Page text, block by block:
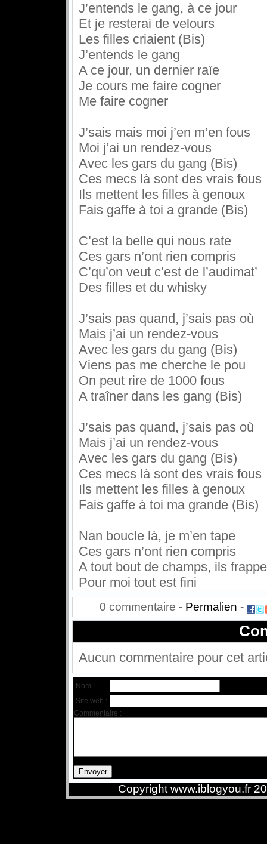
J’entends le gang, à ce jour
Et je resterai de velours
Les filles criaient (Bis)
J’entends le gang
A ce jour, un dernier raïe
Je cours me faire cogner
Me faire cogner
J’sais mais moi j’en m’en fous
Moi j’ai un rendez-vous
Avec les gars du gang (Bis)
Ces mecs là sont des vrais fous
Ils mettent les filles à genoux
Fais gaffe à toi a grande (Bis)
C’est la belle qui nous rate
Ces gars n’ont rien compris
C’qu’on veut c’est de l’audimat’
Des filles et du whisky
J’sais pas quand, j’sais pas où
Mais j’ai un rendez-vous
Avec les gars du gang (Bis)
Viens pas me cherche le pou
On peut rire de 1000 fous
A traîner dans les gang (Bis)
J’sais pas quand, j’sais pas où
Mais j’ai un rendez-vous
Avec les gars du gang (Bis)
Ces mecs là sont des vrais fous
Ils mettent les filles à genoux
Fais gaffe à toi ma grande (Bis)
Nan boucle là, je m’en tape
Ces gars n’ont rien compris
A tout bout de champs, ils
Pour moi tout est fini
0 commentaire - Permalien -
Aucun commentaire pour cet
Nom :
Site web :
Commentaire :
Copyright www.iblogyou.fr